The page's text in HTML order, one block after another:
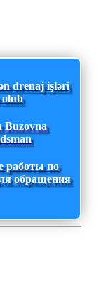
drenaj işləri
olub
Buzovna
работы по
обращения